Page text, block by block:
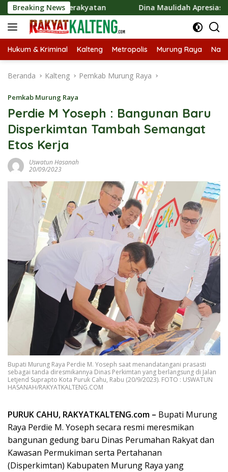
Langsung
ke
konten
Breaking News
Kerakyatan Dina Maulidah Apresiasi Festival
Hukum & Kriminal Kalteng Metropolis Murung Raya
Beranda Kalteng Pemkab Murung Raya
Pemkab Murung Raya
Perdie M Yoseph : Bangunan Baru
Disperkimtan Tambah Semangat
Etos Kerja
Uswatun Hasanah
20/09/2023
Bupati Murung Raya Perdie M. Yoseph saat menandatangani prasasti
sebagai tanda diresmikannya Dinas Perkimtan yang berlangsung di Jalan
Letjend Suprapto Kota Puruk Cahu, Rabu (20/9/2023). FOTO : USWATUN
HASANAH/RAKYATKALTENG.COM
PURUK CAHU, RAKYATKALTENG.com – Bupati Murung
Raya Perdie M. Yoseph secara resmi meresmikan
bangunan gedung baru Dinas Perumahan Rakyat dan
Kawasan Permukiman serta Pertahanan
(Disperkimtan) Kabupaten Murung Raya yang